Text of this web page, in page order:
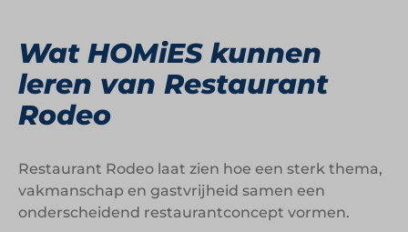
Wat HOMiES kunnen
leren van Restaurant
Rodeo
Restaurant Rodeo laat zien hoe een sterk thema,
vakmanschap en gastvrijheid samen een
onderscheidend restaurantconcept vormen.